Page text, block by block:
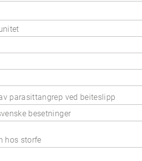
parasittangrep ved beiteslipp
besetninger
hos storfe